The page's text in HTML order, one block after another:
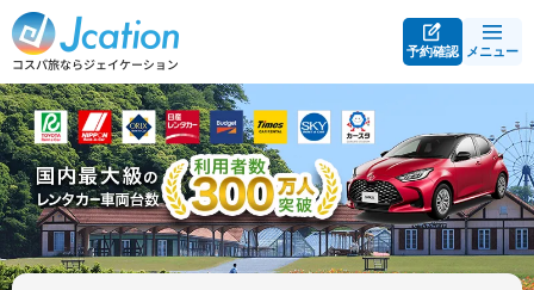
予約確認 メニュー